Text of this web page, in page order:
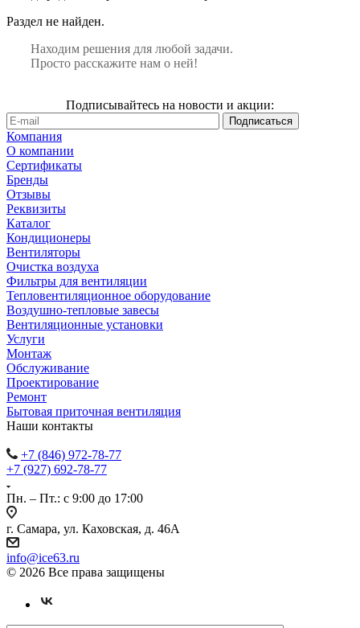
Раздел не найден.
Находим решения для любой задачи.
Просто расскажите нам о ней!
Подписывайтесь на новости и акции:
Компания
О компании
Сертификаты
Бренды
Отзывы
Реквизиты
Каталог
Кондиционеры
Вентиляторы
Очистка воздуха
Фильтры для вентиляции
Тепловентиляционное оборудование
Воздушно-тепловые завесы
Вентиляционные установки
Услуги
Монтаж
Обслуживание
Проектирование
Ремонт
Бытовая приточная вентиляция
Наши контакты
+7 (846) 972-78-77
+7 (927) 692-78-77
Пн. – Пт.: с 9:00 до 17:00
г. Самара, ул. Каховская, д. 46А
info@ice63.ru
© 2026 Все права защищены